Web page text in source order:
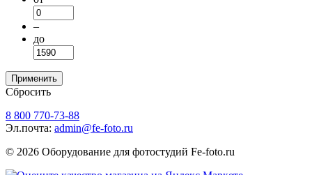
–
до
Сбросить
8 800 770-73-88
Эл.почта: admin@fe-foto.ru
© 2026 Оборудование для фотостудий Fe-foto.ru